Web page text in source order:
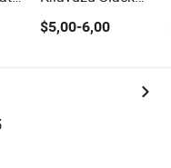
1 Delik 28 Dişli
$5,00-6,00